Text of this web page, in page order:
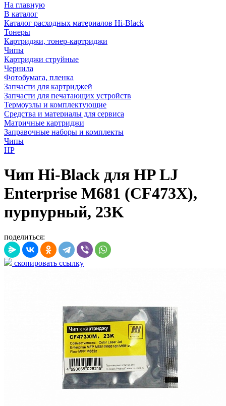
На главную
В каталог
Каталог расходных материалов Hi-Black
Тонеры
Картриджи, тонер-картриджи
Чипы
Картриджи струйные
Чернила
Фотобумага, пленка
Запчасти для картриджей
Запчасти для печатающих устройств
Термоузлы и комплектующие
Средства и материалы для сервиса
Матричные картриджи
Заправочные наборы и комплекты
Чипы
HP
Чип Hi-Black для HP LJ
Enterprise M681 (CF473X),
пурпурный, 23K
поделиться:
скопировать ссылку